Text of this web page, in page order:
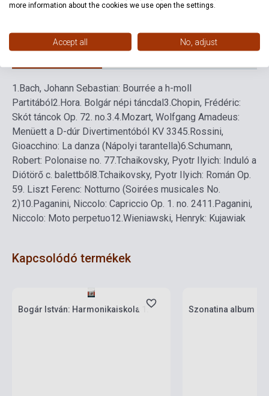
Nyelv -
Részletes leírás Kapcsolódó linkek Vélemények
1.Bach, Johann Sebastian: Bourrée a h-moll
Partitából2.Hora. Bolgár népi táncdal3.Chopin, Frédéric:
Skót táncok Op. 72. no.3.4.Mozart, Wolfgang Amadeus:
Menüett a D-dúr Divertimentóból KV 3345.Rossini,
Gioacchino: La danza (Nápolyi tarantella)6.Schumann,
Robert: Polonaise no. 77.Tchaikovsky, Pyotr Ilyich: Induló a
Diótörő c. balettből8.Tchaikovsky, Pyotr Ilyich: Román Op.
59. Liszt Ferenc: Notturno (Soirées musicales No.
2)10.Paganini, Niccolo: Capriccio Op. 1. no. 2411.Paganini,
Niccolo: Moto perpetuo12.Wieniawski, Henryk: Kujawiak
Kapcsolódó termékek
Bogár István: Harmonikaiskola 1. Szonatina album
more information about the cookies we use open the settings.
Accept all No, adjust